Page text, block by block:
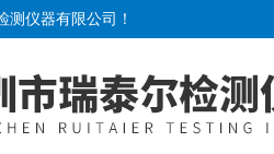
测仪器有限公司！